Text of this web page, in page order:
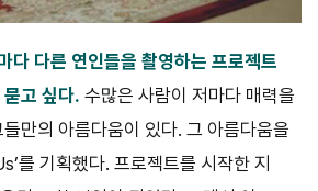
다 다른 연인들을 촬영하는 프로젝트
묻고 싶다. 수많은 사람이 저마다 매력을
만의 아름다움이 있다. 그 아름다움을
를 기획했다. 프로젝트를 시작한 지